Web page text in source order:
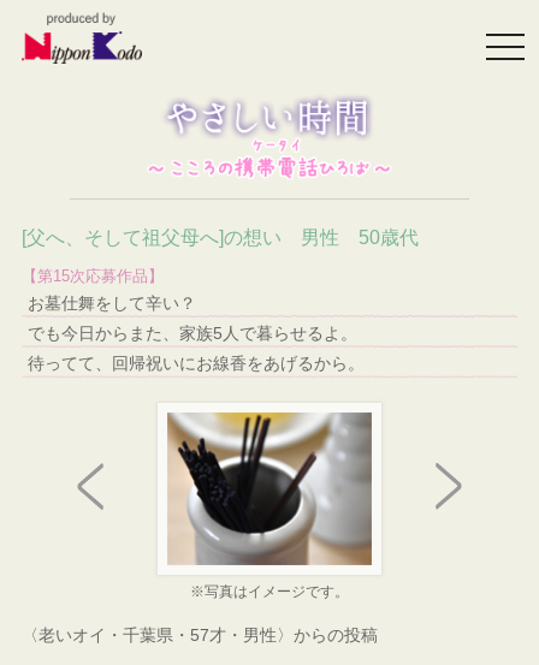
[父へ、そして祖父母へ]の想い 男性 50歳代
【第15次応募作品】
お墓仕舞をして辛い？
でも今日からまた、家族5人で暮らせるよ。
待ってて、回帰祝いにお線香をあげるから。
※写真はイメージです。
〈老いオイ・千葉県・57才・男性〉からの投稿